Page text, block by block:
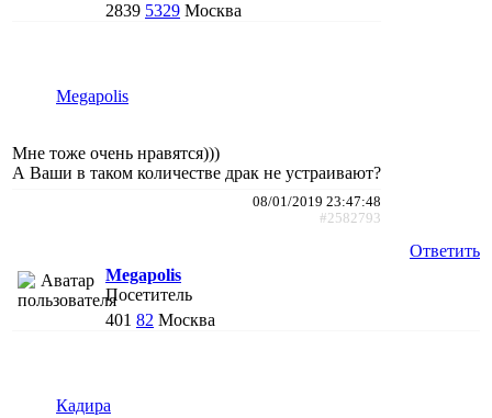
2839 5329 Москва
Megapolis
Мне тоже очень нравятся)))
А Ваши в таком количестве драк не устраивают?
08/01/2019 23:47:48
#2582793
Ответить
Megapolis
Посетитель
401 82 Москва
Кадира